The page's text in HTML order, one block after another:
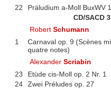
22
Präludium a-Moll BuxWV
CD/SACD 3
RobertSchumann
1
Carnaval op. 9 (Scènes
quatre notes)
AlexanderScriabin
23
Etüde cis-Moll op. 2 Nr. 1
24
Zwei Préludes op. 27